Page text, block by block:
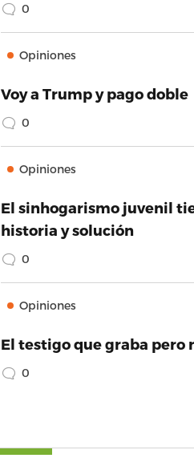
0
Opiniones
Voy a Trump y pago doble
0
Opiniones
El sinhogarismo juvenil
historia y solución
0
Opiniones
El testigo que graba pero
0